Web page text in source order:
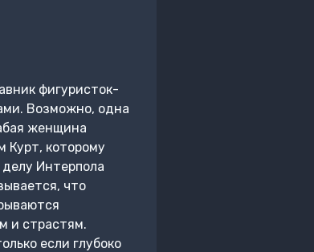
фигуристок-
Возможно, одна
женщина
Курт, которому
Интерпола
что
и страстям.
если глубоко